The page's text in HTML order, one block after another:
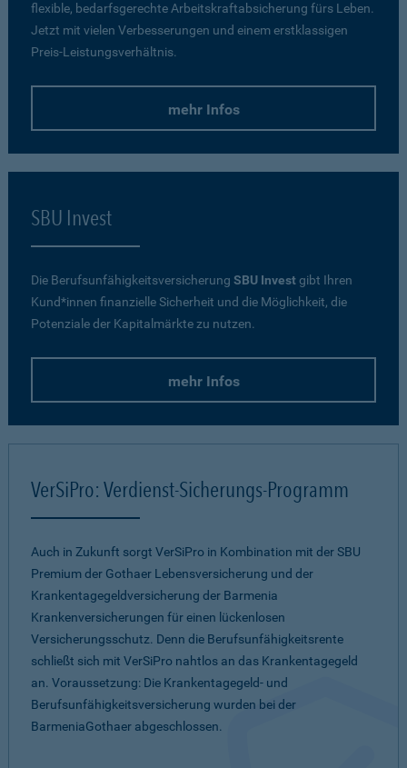
flexible, bedarfsgerechte Arbeitskraftabsicherung fürs Leben.
Jetzt mit vielen Verbesserungen und einem erstklassigen
Preis-Leistungsverhältnis.
mehr Infos
SBU Invest
Die Berufsunfähigkeitsversicherung SBU Investgibt Ihren
Kund*innen finanzielle Sicherheit und die Möglichkeit, die
Potenziale der Kapitalmärkte zu nutzen.
mehr Infos
VerSiPro: Verdienst-Sicherungs-Programm
Auch in Zukunft sorgt VerSiPro in Kombination mit der SBU
Premium der Gothaer Lebensversicherung und der
Krankentagegeldversicherung der Barmenia
Krankenversicherungen für einen lückenlosen
Versicherungsschutz. Denn die Berufsunfähigkeitsrente
schließt sich mit VerSiPro nahtlos an das Krankentagegeld
an. Voraussetzung: Die Krankentagegeld- und
Berufsunfähigkeitsversicherung wurden bei der
BarmeniaGothaer abgeschlossen.